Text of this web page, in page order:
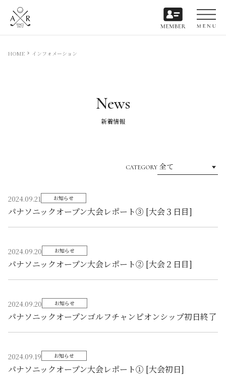
HOME インフォメーション
News
新着情報
CATEGORY
2024.09.21 お知らせ
パナソニックオープン大会レポート③ [大会３日目]
2024.09.20 お知らせ
パナソニックオープン大会レポート② [大会２日目]
2024.09.20 お知らせ
パナソニックオープンゴルフチャンピオンシップ初日終了
2024.09.19 お知らせ
パナソニックオープン大会レポート① [大会初日]